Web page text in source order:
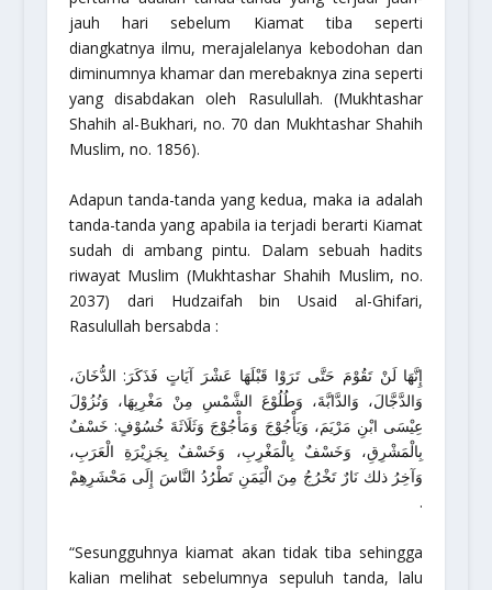
jauh hari sebelum Kiamat tiba seperti
diangkatnya ilmu, merajalelanya kebodohan dan
diminumnya khamar dan merebaknya zina seperti
yang disabdakan oleh Rasulullah. (Mukhtashar
Shahih al-Bukhari, no. 70 dan Mukhtashar Shahih
Muslim, no. 1856).
Adapun tanda-tanda yang kedua, maka ia adalah
tanda-tanda yang apabila ia terjadi berarti Kiamat
sudah di ambang pintu. Dalam sebuah hadits
riwayat Muslim (Mukhtashar Shahih Muslim, no.
2037) dari Hudzaifah bin Usaid al-Ghifari,
Rasulullah bersabda :
إِنَّهَا لَنْ تَقُوْمَ حَتَّى تَرَوْا قَبْلَهَا عَشْرَ آيَاتٍ فَذَكَرَ: الدُّخَانَ،
وَالدَّجَّالَ، وَالدَّابَّةَ، وَطُلُوْعَ الشَّمْسِ مِنْ مَغْرِبِهَا، وَنُزُوْلَ
عِيْسَى ابْنِ مَرْيَمَ، وَيَأْجُوْجَ وَمَأْجُوْجَ وَثَلَاثَةَ خُسُوْفٍ: خَسْفٌ
بِالْمَشْرِقِ، وَخَسْفٌ بِالْمَغْرِبِ، وَخَسْفٌ بِجَزِيْرَةِ الْعَرَبِ،
وَآخِرُ ذلك نَارٌ تَخْرُجُ مِنَ الْيَمَنِ تَطْرُدُ النَّاسَ إِلَى مَحْشَرِهِمْ
.
“Sesungguhnya kiamat akan tidak tiba sehingga
kalian melihat sebelumnya sepuluh tanda, lalu